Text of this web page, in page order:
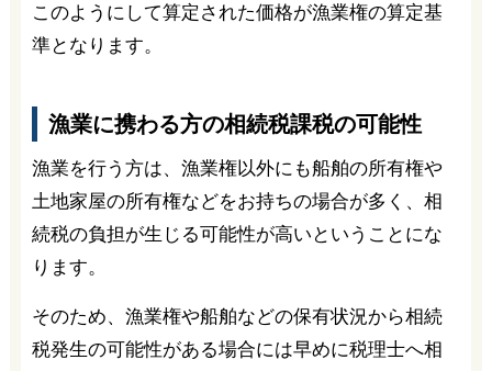
このようにして算定された価格が漁業権の算定基
準となります。
漁業に携わる方の相続税課税の可能性
漁業を行う方は、漁業権以外にも船舶の所有権や
土地家屋の所有権などをお持ちの場合が多く、相
続税の負担が生じる可能性が高いということにな
ります。
そのため、漁業権や船舶などの保有状況から相続
税発生の可能性がある場合には早めに税理士へ相